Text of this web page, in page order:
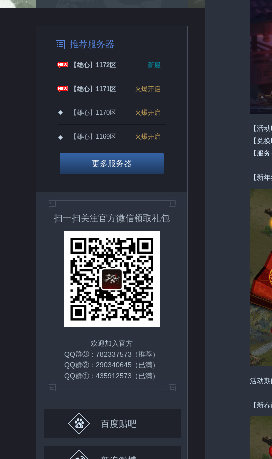
推荐服务器
新服
【雄心】1172区
火爆开启
【雄心】1171区
火爆开启
【雄心】1170区
火爆开启
【雄心】1169区
更多服务器
扫一扫关注官方微信领取礼包
欢迎加入官方
QQ群③：782337573（推荐）
QQ群②：290340645（已满）
QQ群①：435912573（已满）
百度贴吧
【活
【兑
【服
【新年
活动期
【新春